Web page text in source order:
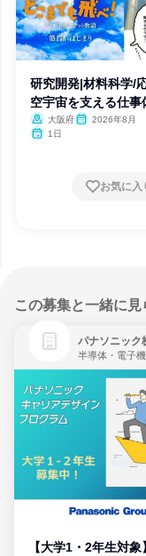
研究開発|材料科学/
空宇宙を支える仕事
大阪府
2026年8月
1日
お気に入
この募集と一緒に
パナソニック
半導体・電子
【大学1・2年生対